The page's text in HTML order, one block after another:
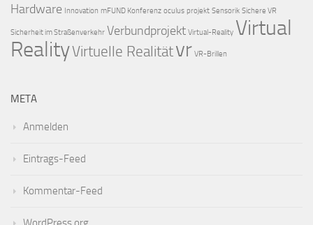
Hardware Innovation mFUND Konferenz oculus projekt Sensorik Sichere VR
Sicherheit im Straßenverkehr Verbundprojekt Virtual-Reality Virtual
RealityVirtuelle Realitätvr VR-Brillen
META
Anmelden
Eintrags-Feed
Kommentar-Feed